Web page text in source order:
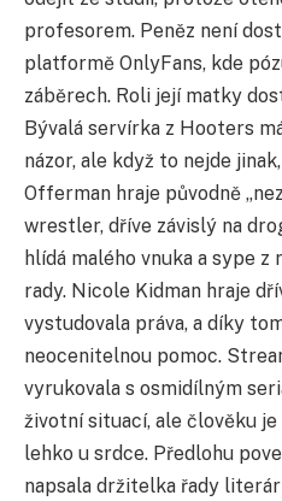
profesorem. Peněz není
platformě OnlyFans, kde
záběrech. Roli její matky
Bývalá servírka z Hooters
názor, ale když to nejde
Offerman hraje původně
wrestler, dříve závislý na
hlídá malého vnuka a sype
rady. Nicole Kidman hraje
vystudovala práva, a díky
neocenitelnou pomoc.
vyrukovala s osmidílným
životní situací, ale člověku
lehko u srdce. Předlohu
napsala držitelka řady